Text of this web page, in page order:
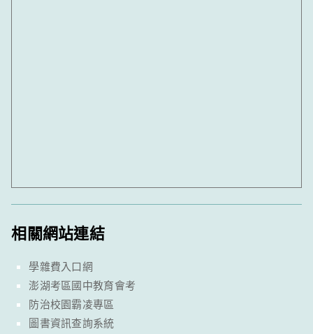
相關網站連結
學雜費入口網
澎湖考區國中教育會考
防治校園霸凌專區
圖書資訊查詢系統